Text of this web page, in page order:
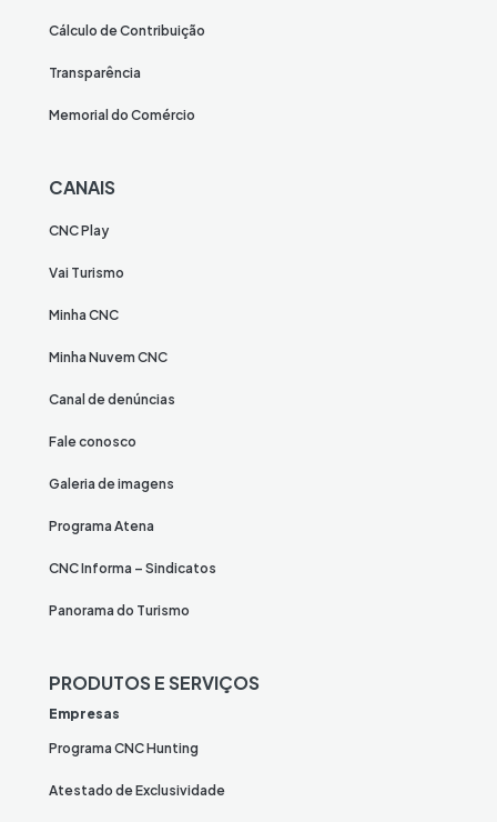
Cálculo de Contribuição
Transparência
Memorial do Comércio
CANAIS
CNC Play
Vai Turismo
Minha CNC
Minha Nuvem CNC
Canal de denúncias
Fale conosco
Galeria de imagens
Programa Atena
CNC Informa – Sindicatos
Panorama do Turismo
PRODUTOS E SERVIÇOS
Empresas
Programa CNC Hunting
Atestado de Exclusividade